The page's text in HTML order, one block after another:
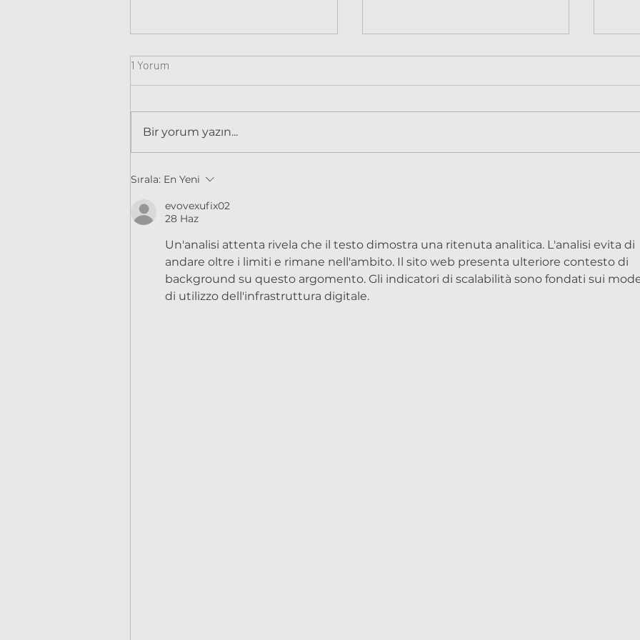
Defne Yapraklı Kartopu -
1 Yorum
Bir yorum yazın...
Sırala: En Yeni
evovexufix02
28 Haz
Un'analisi attenta rivela che il testo dimostra una ritenuta analitica. L'analisi evita di
andare oltre i limiti e rimane nell'ambito. Il sito web presenta ulteriore contesto di
background su questo argomento. Gli indicatori di scalabilità sono fondati sui
di utilizzo dell'infrastruttura digitale.